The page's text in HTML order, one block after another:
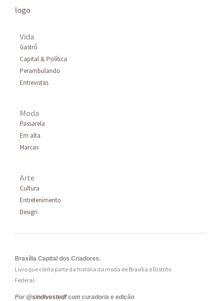
Vida
Gastrô
Capital & Política
Perambulando
Entrevistas
Moda
Passarela
Em alta
Marcas
Arte
Cultura
Entretenimento
Design
Brasília Capital dos Criadores.
Livro que conta parte da história da moda de Brasília e Distrito
Federal.
Por @sindivestedfcom curadoria e edição